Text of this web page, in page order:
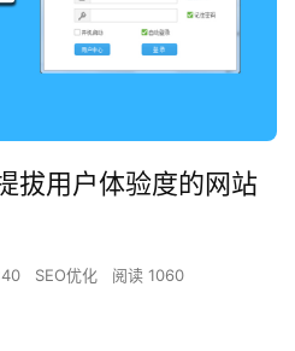
拔用户体验度的网站
SEO优化 阅读 1060